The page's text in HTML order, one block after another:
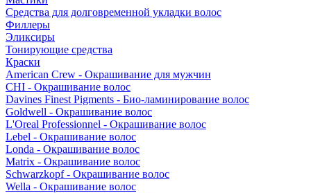
Средства для долговременной укладки волос
Филлеры
Эликсиры
Тонирующие средства
Краски
American Crew - Окрашивание для мужчин
CHI - Окрашивание волос
Davines Finest Pigments - Био-ламинирование волос
Goldwell - Окрашивание волос
L'Oreal Professionnel - Окрашивание волос
Lebel - Окрашивание волос
Londa - Окрашивание волос
Matrix - Окрашивание волос
Schwarzkopf - Окрашивание волос
Wella - Окрашивание волос